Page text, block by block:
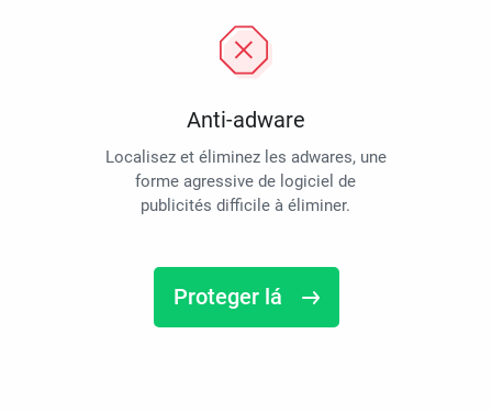
Anti-adware
Localisez et éliminez les adwares, une
forme agressive de logiciel de
publicités difficile à éliminer.
Proteger lá